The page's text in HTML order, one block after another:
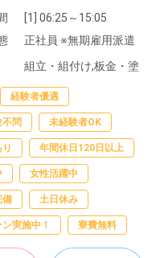
車場あり！カップルで
《宮城県大衡村》
時給 1,700円～1,700円
周辺
[1] 06:25～15:05
[2] 16:00～00:40
[3] 16:30～01:10
[4] 08:00～16:40
正社員 ※無期雇用派遣
組立・組付け,板金・塗
経験者優遇
問 未経験者OK
年間休日120日以上
女性活躍中
備 土日休み
実施中！ 寮費無料